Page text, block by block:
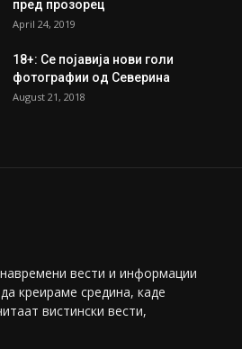
пред прозорец
April 24, 2019
18+: Се појавија нови голи
фотографии од Северина
August 21, 2018
вести и информации
креираме средина, каде
вистински вести,